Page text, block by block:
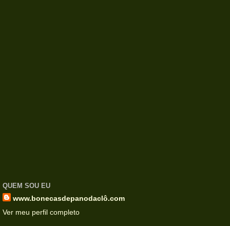
QUEM SOU EU
www.bonecasdepanodaclô.com
Ver meu perfil completo